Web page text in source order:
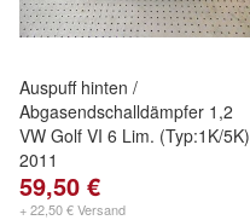
Auspuff hinten /
Abgasendschalldämpfer 1,2
VW Golf VI 6 Lim. (Typ:1K/5K)
2011
59,50 €
+ 22,50 € Versand